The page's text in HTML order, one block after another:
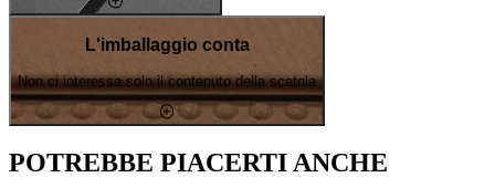
L'imballaggio conta
Non ci interessa solo il contenuto della scatola
POTREBBE PIACERTI ANCHE